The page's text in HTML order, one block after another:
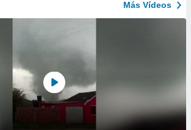
Más Vídeos